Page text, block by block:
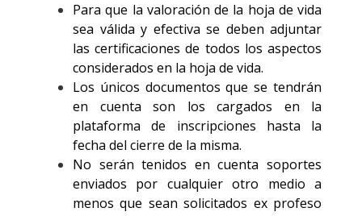
Para que la valoración de la hoja de vida
sea válida y efectiva se deben adjuntar
las certificaciones de todos los aspectos
considerados en la hoja de vida.
Los únicos documentos que se tendrán
en cuenta son los cargados en la
plataforma de inscripciones hasta la
fecha del cierre de la misma.
No serán tenidos en cuenta soportes
enviados por cualquier otro medio a
menos que sean solicitados ex profeso